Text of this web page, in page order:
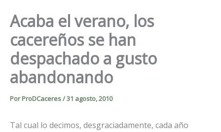
Acaba el verano, los
cacereños se han
despachado a gusto
abandonando
PorProDCaceres/31 agosto, 2010
Tal cual lo decimos, desgraciadamente, cada año